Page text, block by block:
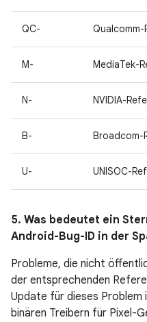
QC- Qualcomm-
M- MediaTek-
N- NVIDIA-
B- Broadcom-
U- UNISOC-
5. Was bedeutet ein
Android-Bug-ID in der
Probleme, die nicht
der entsprechenden
Update für dieses Problem
binären Treibern für Pixel-